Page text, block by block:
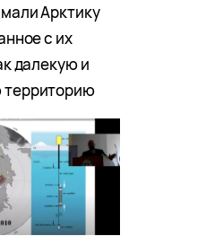
Арктику
с их
далекую и